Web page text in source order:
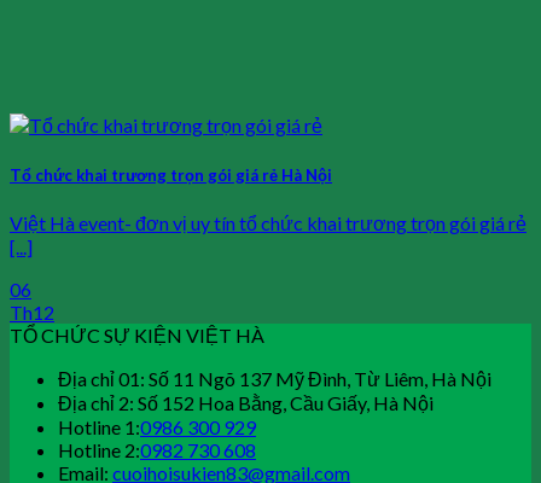
Tổ chức khai trương trọn gói giá rẻ Hà Nội
Việt Hà event- đơn vị uy tín tổ chức khai trương trọn gói giá rẻ
[...]
06
Th12
TỔ CHỨC SỰ KIỆN VIỆT HÀ
Địa chỉ 01: Số 11 Ngõ 137 Mỹ Đình, Từ Liêm, Hà Nội
Địa chỉ 2: Số 152 Hoa Bằng, Cầu Giấy, Hà Nội
Hotline 1:0986 300 929
Hotline 2:0982 730 608
Email: cuoihoisukien83@gmail.com